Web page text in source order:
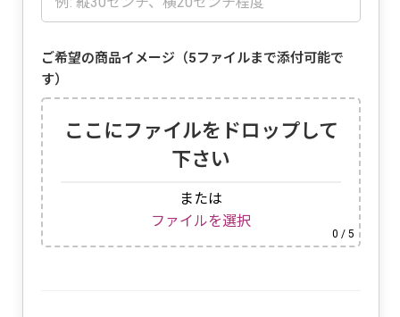
ご希望の商品イメージ（5ファイルまで添付可能で
す）
ここにファイルをドロップして
下さい
または
ファイルを選択
0 / 5